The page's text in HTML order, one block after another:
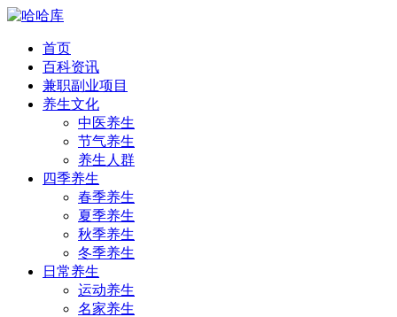
首页
百科资讯
兼职副业项目
养生文化
中医养生
节气养生
养生人群
四季养生
春季养生
夏季养生
秋季养生
冬季养生
日常养生
运动养生
名家养生